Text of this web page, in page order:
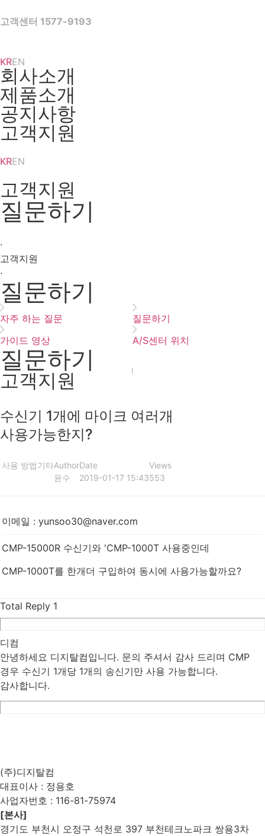
to
고객센터 1577-9193
KREN
회사소개
제품소개
공지사항
고객지원
KREN
고객지원
질문하기
·
고객지원
·
질문하기
자주 하는 질문
질문하기
가이드 영상
A/S센터 위치
질문하기
고객지원
수신기 1개에 마이크 여러개
사용가능한지?
사용 방법기타Author
윤수
Date
2019-01-17 15:43
Views
553
이메일 : yunsoo30@naver.com
CMP-15000R 수신기와 'CMP-1000T 사용중인데
CMP-1000T를 한개더 구입하여 동시에 사용가능할까요?
Total Reply 1
디컴
안녕하세요 디지탈컴입니다. 문의 주셔서 감사 드리며 CMP
경우 수신기 1개당 1개의 송신기만 사용 가능합니다.
감사합니다.
(주)디지탈컴
대표이사 : 정용호
사업자번호 : 116-81-75974
[본사]
경기도 부천시 오정구 석천로 397 부천테크노파크 쌍용3차